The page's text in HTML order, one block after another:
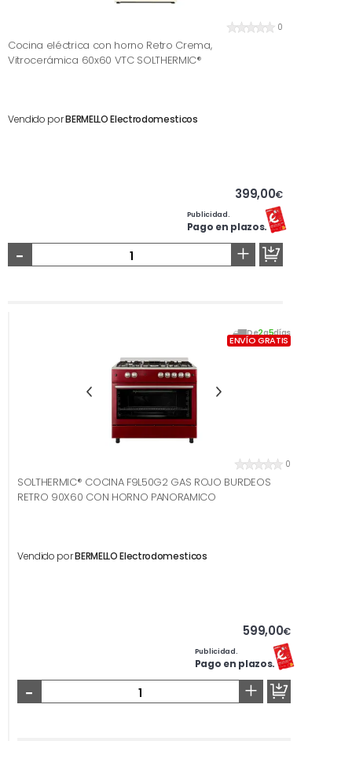
0
Cocina eléctrica con horno Retro Crema,
Vitrocerámica 60x60 VTC SOLTHERMIC®
Vendido porBERMELLO Electrodomesticos
399,00€
Publicidad.
Pago en plazos.
- +
De2a5días
ENVÍO GRATIS
0
SOLTHERMIC® COCINA F9L50G2 GAS ROJO BURDEOS
RETRO 90X60 CON HORNO PANORAMICO
Vendido porBERMELLO Electrodomesticos
599,00€
Publicidad.
Pago en plazos.
- +